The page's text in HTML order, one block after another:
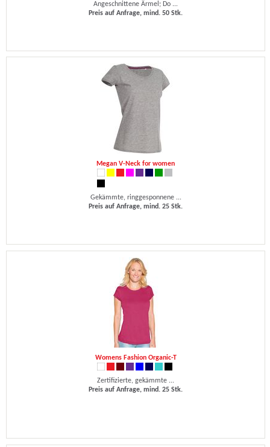
Angeschnittene Ärmel; Do ...
Preis auf Anfrage, mind. 50 Stk.
Megan V-Neck for women
Gekämmte, ringgesponnene ...
Preis auf Anfrage, mind. 25 Stk.
Womens Fashion Organic-T
Zertifizierte, gekämmte ...
Preis auf Anfrage, mind. 25 Stk.